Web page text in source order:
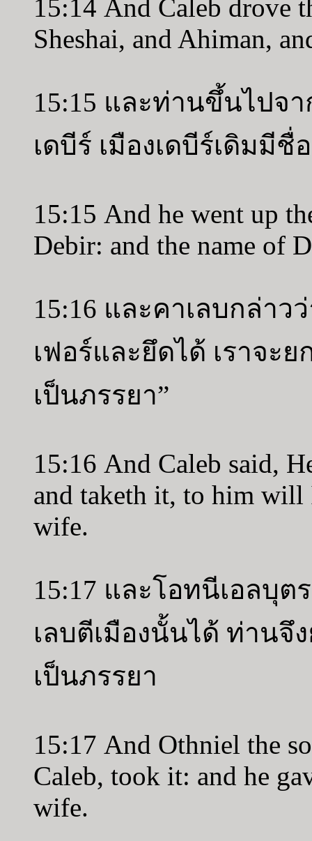
15:14 And Caleb drove
Sheshai, and Ahiman,
15:15 และท่านขึ้นไปจ
เดบีร์ เมืองเดบีร์เดิมมีชื่
15:15 And he went up
Debir: and the name of
15:16 และคาเลบกล่าว
เฟอร์และยึดได้ เราจะ
เป็นภรรยา”
15:16 And Caleb said,
and taketh it, to him will
wife.
15:17 และโอทนีเอลบุ
เลบตีเมืองนั้นได้ ท่าน
เป็นภรรยา
15:17 And Othniel the
Caleb, took it: and he
wife.